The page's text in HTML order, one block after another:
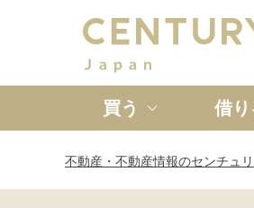
買う
新築一戸
借り
不動産・不動産情報のセンチュ